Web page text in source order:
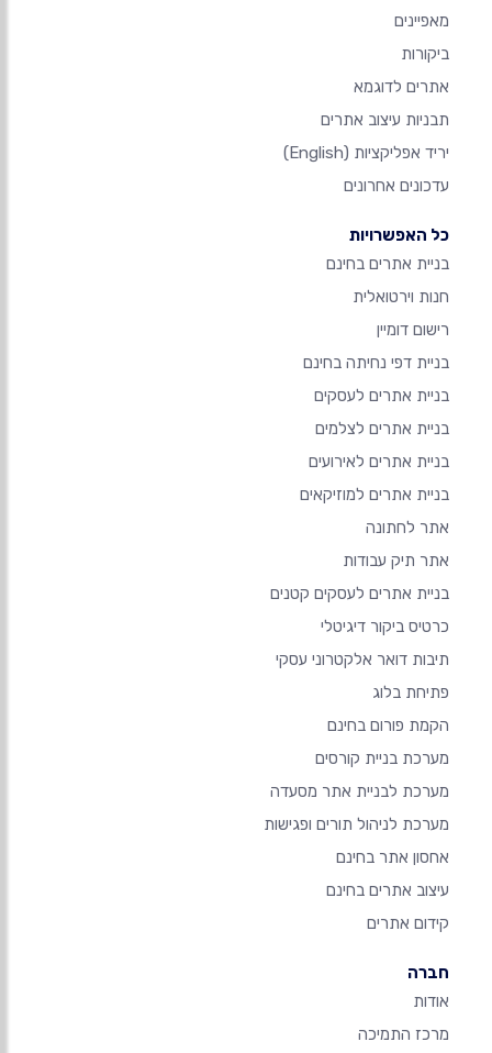
מאפיינים
ביקורות
אתרים לדוגמא
תבניות עיצוב אתרים
יריד אפליקציות (English)
עדכונים אחרונים
כל האפשרויות
בניית אתרים בחינם
חנות וירטואלית
רישום דומיין
בניית דפי נחיתה בחינם
בניית אתרים לעסקים
בניית אתרים לצלמים
בניית אתרים לאירועים
בניית אתרים למוזיקאים
אתר לחתונה
אתר תיק עבודות
בניית אתרים לעסקים קטנים
כרטיס ביקור דיגיטלי
תיבות דואר אלקטרוני עסקי
פתיחת בלוג
הקמת פורום בחינם
מערכת בניית קורסים
מערכת לבניית אתר מסעדה
מערכת לניהול תורים ופגישות
אחסון אתר בחינם
עיצוב אתרים בחינם
קידום אתרים
חברה
אודות
מרכז התמיכה